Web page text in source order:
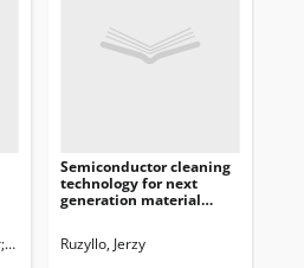
Toczyłowski, Eugeniusz
Semiconductor cleaning
technology for next
generation material
Information Technology,
Ruzyllo, Jerzy